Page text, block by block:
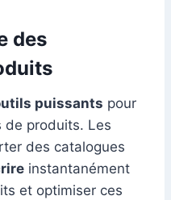
des
puissants pour
de produits. Les
des catalogues
instantanément
et optimiser ces